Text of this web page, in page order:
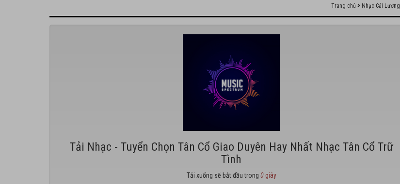
Trang chủ Nhạc Cải Lương
Tải Nhạc - Tuyển Chọn Tân Cổ Giao Duyên Hay Nhất Nhạc Tân Cổ Trữ
Tình
Tải xuống sẽ bắt đầu trong 0giây